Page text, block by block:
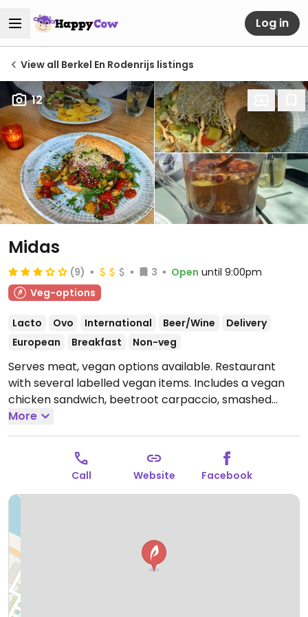
Log in
View all Berkel En Rodenrijs listings
12
Midas
(9) 3 Open until 9:00pm
Veg-options
Lacto Ovo International Beer/Wine
Delivery
European
Breakfast Non-veg
Serves meat, vegan options available. Restaurant
with several labelled vegan items. Includes a vegan
chicken sandwich, beetroot carpaccio, smashed
avocado, vegan Asian chicken, tomato soup and a
beet burger.Open Tue-Sun 10:30-21:00.Closed Mon.
More
Call Website Facebook